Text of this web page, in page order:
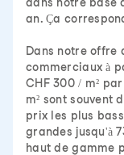
an. Ça
Dans notre offre
commerciaux à
CHF 300 / m²
m² sont souvent
prix les plus
grandes jusqu'à
haut de gamme